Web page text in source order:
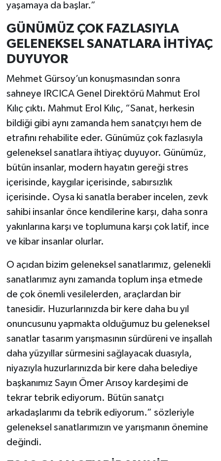
yaşamaya da başlar.”
GÜNÜMÜZ ÇOK FAZLASIYLA
GELENEKSEL SANATLARA İHTİYAÇ
DUYUYOR
Mehmet Gürsoy’un konuşmasından sonra
sahneye IRCICA Genel Direktörü Mahmut Erol
Kılıç çıktı. Mahmut Erol Kılıç, “Sanat, herkesin
bildiği gibi aynı zamanda hem sanatçıyı hem de
etrafını rehabilite eder. Günümüz çok fazlasıyla
geleneksel sanatlara ihtiyaç duyuyor. Günümüz,
bütün insanlar, modern hayatın gereği stres
içerisinde, kaygılar içerisinde, sabırsızlık
içerisinde. Oysa ki sanatla beraber incelen, zevk
sahibi insanlar önce kendilerine karşı, daha sonra
yakınlarına karşı ve toplumuna karşı çok latif, ince
ve kibar insanlar olurlar.
O açıdan bizim geleneksel sanatlarımız, gelenekli
sanatlarımız aynı zamanda toplum inşa etmede
de çok önemli vesilelerden, araçlardan bir
tanesidir. Huzurlarınızda bir kere daha bu yıl
onuncusunu yapmakta olduğumuz bu geleneksel
sanatlar tasarım yarışmasının sürdüreni ve inşallah
daha yüzyıllar sürmesini sağlayacak duasıyla,
niyazıyla huzurlarınızda bir kere daha belediye
başkanımız Sayın Ömer Arısoy kardeşimi de
tekrar tebrik ediyorum. Bütün sanatçı
arkadaşlarımı da tebrik ediyorum.” sözleriyle
geleneksel sanatlarımızın ve yarışmanın önemine
değindi.